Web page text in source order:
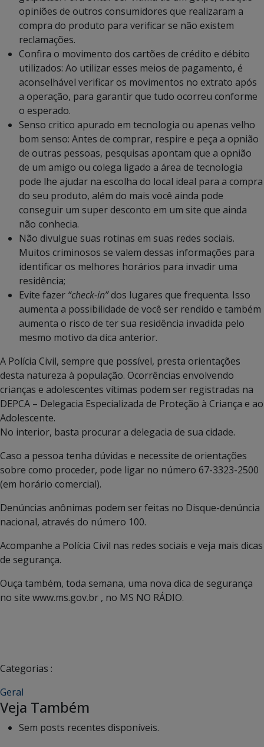
opiniões de outros consumidores que realizaram a
compra do produto para verificar se não existem
reclamações.
Confira o movimento dos cartões de crédito e débito
utilizados: Ao utilizar esses meios de pagamento, é
aconselhável verificar os movimentos no extrato após
a operação, para garantir que tudo ocorreu conforme
o esperado.
Senso critico apurado em tecnologia ou apenas velho
bom senso: Antes de comprar, respire e peça a opnião
de outras pessoas, pesquisas apontam que a opnião
de um amigo ou colega ligado a área de tecnologia
pode lhe ajudar na escolha do local ideal para a compra
do seu produto, além do mais você ainda pode
conseguir um super desconto em um site que ainda
não conhecia.
Não divulgue suas rotinas em suas redes sociais.
Muitos criminosos se valem dessas informações para
identificar os melhores horários para invadir uma
residência;
Evite fazer “check-in”dos lugares que frequenta. Isso
aumenta a possibilidade de você ser rendido e também
aumenta o risco de ter sua residência invadida pelo
mesmo motivo da dica anterior.
A Polícia Civil, sempre que possível, presta orientações
desta natureza à população. Ocorrências envolvendo
crianças e adolescentes vítimas podem ser registradas na
DEPCA – Delegacia Especializada de Proteção à Criança e ao
Adolescente.
No interior, basta procurar a delegacia de sua cidade.
Caso a pessoa tenha dúvidas e necessite de orientações
sobre como proceder, pode ligar no número 67-3323-2500
(em horário comercial).
Denúncias anônimas podem ser feitas no Disque-denúncia
nacional, através do número 100.
Acompanhe a Polícia Civil nas redes sociais e veja mais dicas
de segurança.
Ouça também, toda semana, uma nova dica de segurança
no site www.ms.gov.br , no MS NO RÁDIO.
Categorias :
Geral
Veja Também
Sem posts recentes disponíveis.